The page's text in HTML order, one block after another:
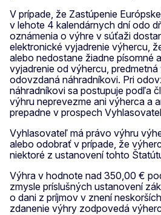
V prípade, že Zastúpenie
v lehote 4 kalendárnych dní odo
oznámenia o výhre v súťaži
elektronické vyjadrenie výhercu,
alebo nedostane žiadne písomné
vyjadrenie od výhercu,
odovzdaná náhradníkovi. Pri
náhradníkovi sa postupuje podľa
výhru neprevezme ani výherca a
prepadne v prospech
Vyhlasovateľ má právo výhru
alebo odobrať v prípade, že
niektoré z ustanovení tohto
Výhra v hodnote nad 350,00 €
zmysle príslušných ustanovení
o dani z príjmov v znení
zdanenie výhry zodpovedá